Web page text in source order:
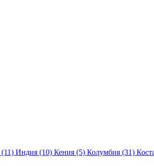
(11) Индия (10) Кения (5) Колумбия (31)